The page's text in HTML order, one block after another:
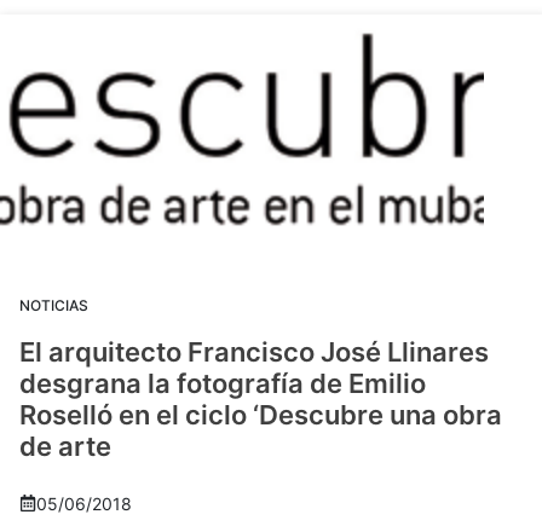
NOTICIAS
El arquitecto Francisco José Llinares
desgrana la fotografía de Emilio
Roselló en el ciclo ‘Descubre una obra
de arte
05/06/2018